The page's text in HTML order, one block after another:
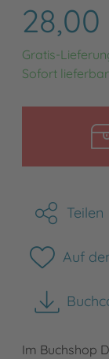
Gratis-
Sofort lieferbar
Teilen
Auf
Im Buchshop